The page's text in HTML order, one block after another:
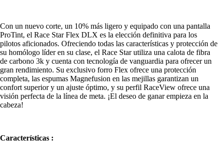
Con un nuevo corte, un 10% más ligero y equipado con una pantalla
ProTint, el Race Star Flex DLX es la elección definitiva para los
pilotos aficionados. Ofreciendo todas las características y protección de
su homólogo líder en su clase, el Race Star utiliza una calota de fibra
de carbono 3k y cuenta con tecnología de vanguardia para ofrecer un
gran rendimiento. Su exclusivo forro Flex ofrece una protección
completa, las espumas Magnefusion en las mejillas garantizan un
confort superior y un ajuste óptimo, y su perfil RaceView ofrece una
visión perfecta de la línea de meta. ¡El deseo de ganar empieza en la
cabeza!
Características :